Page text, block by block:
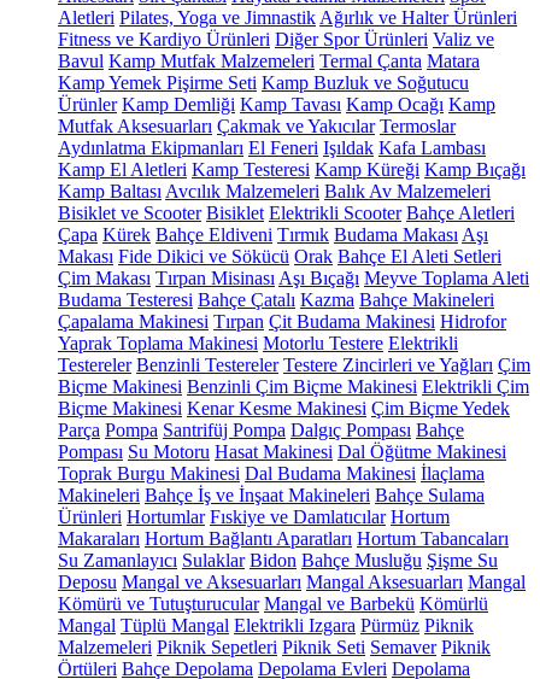
Aletleri Pilates, Yoga ve Jimnastik Ağırlık ve Halter Ürünleri
Fitness ve Kardiyo Ürünleri Diğer Spor Ürünleri Valiz ve
Bavul Kamp Mutfak Malzemeleri Termal Çanta Matara
Kamp Yemek Pişirme Seti Kamp Buzluk ve Soğutucu
Ürünler Kamp Demliği Kamp Tavası Kamp Ocağı Kamp
Mutfak Aksesuarları Çakmak ve Yakıcılar Termoslar
Aydınlatma Ekipmanları El Feneri Işıldak Kafa Lambası
Kamp El Aletleri Kamp Testeresi Kamp Küreği Kamp Bıçağı
Kamp Baltası Avcılık Malzemeleri Balık Av Malzemeleri
Bisiklet ve Scooter Bisiklet Elektrikli Scooter Bahçe Aletleri
Çapa Kürek Bahçe Eldiveni Tırmık Budama Makası Aşı
Makası Fide Dikici ve Sökücü Orak Bahçe El Aleti Setleri
Çim Makası Tırpan Misinası Aşı Bıçağı Meyve Toplama Aleti
Budama Testeresi Bahçe Çatalı Kazma Bahçe Makineleri
Çapalama Makinesi Tırpan Çit Budama Makinesi Hidrofor
Yaprak Toplama Makinesi Motorlu Testere Elektrikli
Testereler Benzinli Testereler Testere Zincirleri ve Yağları Çim
Biçme Makinesi Benzinli Çim Biçme Makinesi Elektrikli Çim
Biçme Makinesi Kenar Kesme Makinesi Çim Biçme Yedek
Parça Pompa Santrifüj Pompa Dalgıç Pompası Bahçe
Pompası Su Motoru Hasat Makinesi Dal Öğütme Makinesi
Toprak Burgu Makinesi Dal Budama Makinesi İlaçlama
Makineleri Bahçe İş ve İnşaat Makineleri Bahçe Sulama
Ürünleri Hortumlar Fıskiye ve Damlatıcılar Hortum
Makaraları Hortum Bağlantı Aparatları Hortum Tabancaları
Su Zamanlayıcı Sulaklar Bidon Bahçe Musluğu Şişme Su
Deposu Mangal ve Aksesuarları Mangal Aksesuarları Mangal
Kömürü ve Tutuşturucular Mangal ve Barbekü Kömürlü
Mangal Tüplü Mangal Elektrikli Izgara Pürmüz Piknik
Malzemeleri Piknik Sepetleri Piknik Seti Semaver Piknik
Örtüleri Bahçe Depolama Depolama Evleri Depolama